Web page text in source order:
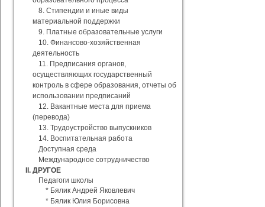
8. Стипендии и иные виды
материальной поддержки
9. Платные образовательные услуги
10. Финансово-хозяйственная
деятельность
11. Предписания органов,
осуществляющих государственный
контроль в сфере образования, отчеты об
использовании предписаний
12. Вакантные места для приема
(перевода)
13. Трудоустройство выпускников
14. Воспитательная работа
Доступная среда
Международное сотрудничество
II. ДРУГОЕ
Педагоги школы
* Бялик Андрей Яковлевич
* Бялик Юлия Борисовна